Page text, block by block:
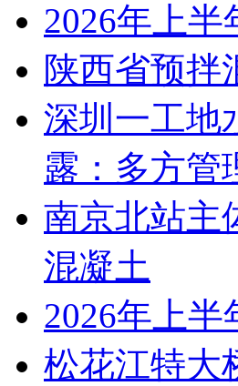
2026年上
陕西省预拌
深圳一工地
露：多方管
南京北站主
混凝土
2026年上
松花江特大